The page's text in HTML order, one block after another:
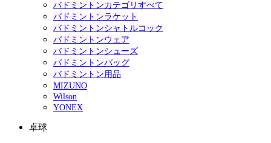
バドミントンカテゴリすべて
バドミントンラケット
バドミントンシャトルコック
バドミントンウェア
バドミントンシューズ
バドミントンバッグ
バドミントン用品
MIZUNO
Wilson
YONEX
卓球